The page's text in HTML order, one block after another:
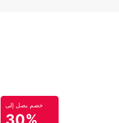
خصم يصل إلى